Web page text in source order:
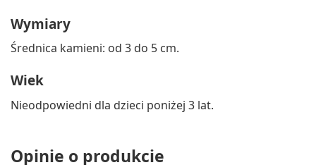
Wymiary
Średnica kamieni: od 3 do 5 cm.
Wiek
Nieodpowiedni dla dzieci poniżej 3 lat.
Opinie o produkcie